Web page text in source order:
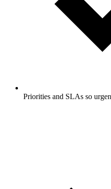
Priorities and SLAs so